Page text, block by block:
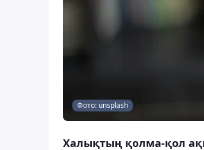
Фото: unsplash
Халықтың қолма-қол